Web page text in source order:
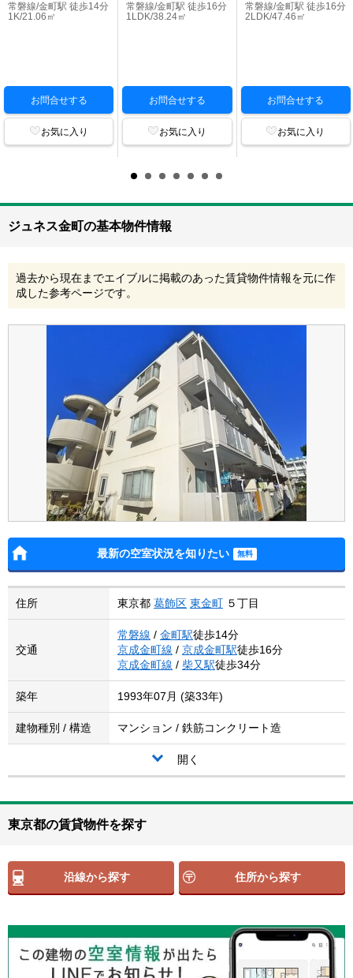
常磐線/金町駅 徒歩14分
1K/21.06㎡
お問合せする
お気に入り
常磐線/金町駅 徒歩16分
1LDK/38.24㎡
お問合せする
お気に入り
常磐線/金町駅 徒歩16分
2LDK/47.46㎡
お問合せする
お気に入り
ジュネス金町の基本物件情報
過去から現在までエイブルに掲載のあった賃貸物件情報を元に作
成した参考ページです。
最新の空室状況を知りたい
住所 東京都 葛飾区 東金町 ５丁目
交通
常磐線 / 金町駅徒歩14分
京成金町線 / 京成金町駅徒歩16分
京成金町線 / 柴又駅徒歩34分
築年 1993年07月 (築33年)
建物種別 / 構造 マンション / 鉄筋コンクリート造
開く
東京都の賃貸物件を探す
沿線から探す 住所から探す